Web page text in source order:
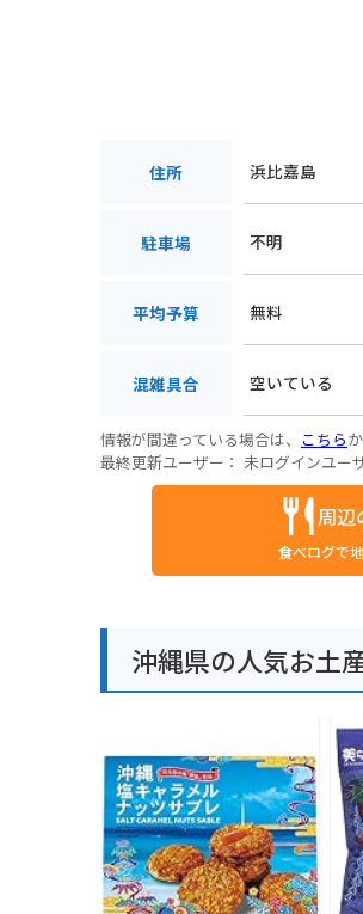
住所 浜比嘉島
駐車場 不明
平均予算 無料
混雑具合 空いている
情報が間違っている場合は、 こちら
最終更新ユーザー： 未ログインユー
周辺
食べログで
沖縄県の人気お土